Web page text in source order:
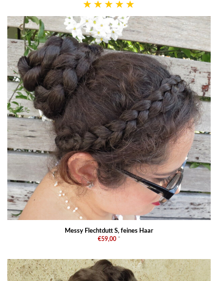
Messy Flechtdutt S, feines Haar
€59,00 *